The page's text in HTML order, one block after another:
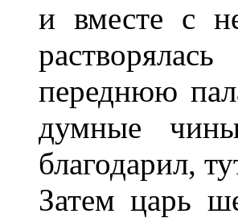
и вместе с
переднюю
думные
благодарил,
Затем царь